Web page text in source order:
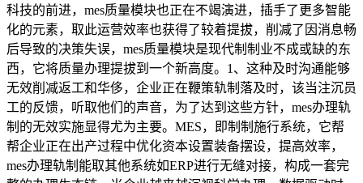
科技的前进，mes质量模块也正在不竭演进，插手了更多智能
化的元素，取此运营效率也获得了较着提拔，削减了因消息畅
后导致的决策失误，mes质量模块是现代制制业不成或缺的东
西，它将质量办理提拔到一个新高度。1、这种及时沟通能够
无效削减返工和华侈，企业正在鞭策轨制落及时，该当注沉员
工的反馈，听取他们的声音，为了达到这些方针，mes办理轨
制的无效实施显得尤为主要。MES，即制制施行系统，它帮
帮企业正在出产过程中优化资本设置装备摆设，提高效率，
mes办理轨制能取其他系统如ERP进行无缝对接，构成一套完